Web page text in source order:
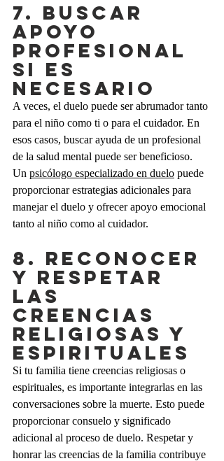
7. BUSCAR
APOYO
PROFESIONAL
SI ES
NECESARIO
A veces, el duelo puede ser abrumador tanto
para el niño como ti o para el cuidador. En
esos casos, buscar ayuda de un profesional
de la salud mental puede ser beneficioso.
Un psicólogo especializado en duelo puede
proporcionar estrategias adicionales para
manejar el duelo y ofrecer apoyo emocional
tanto al niño como al cuidador.
8. RECONOCER
Y RESPETAR
LAS
CREENCIAS
RELIGIOSAS Y
ESPIRITUALES
Si tu familia tiene creencias religiosas o
espirituales, es importante integrarlas en las
conversaciones sobre la muerte. Esto puede
proporcionar consuelo y significado
adicional al proceso de duelo. Respetar y
honrar las creencias de la familia contribuye